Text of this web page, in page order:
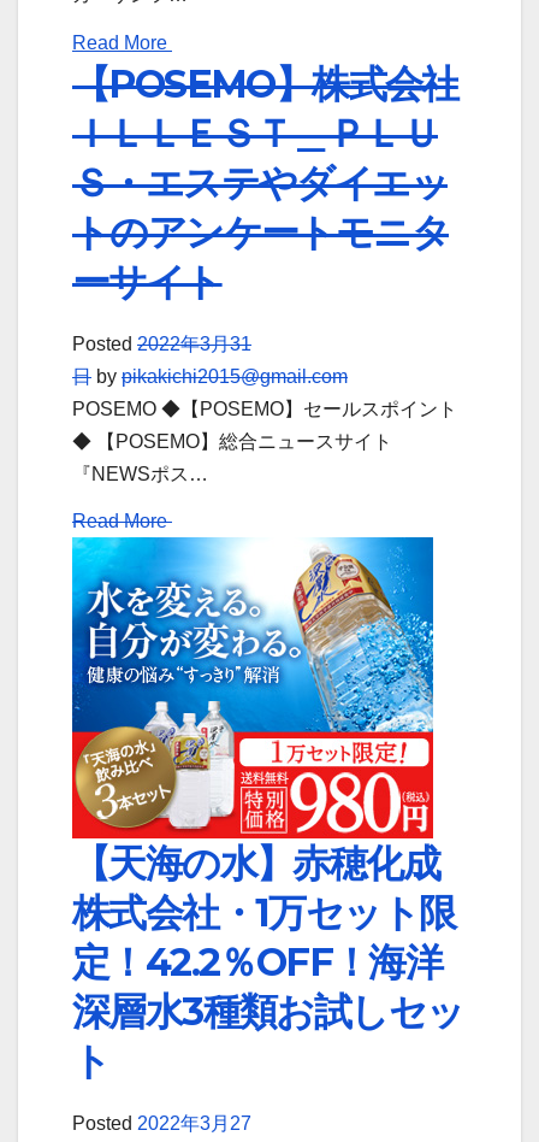
Read More
【POSEMO】株式会社
ＩＬＬＥＳＴ＿ＰＬＵ
Ｓ・エステやダイエッ
トのアンケートモニタ
ーサイト
Posted 2022年3月31
日 by pikakichi2015@gmail.com
POSEMO ◆【POSEMO】セールスポイント
◆ 【POSEMO】総合ニュースサイト
『NEWSポス…
Read More
【天海の水】赤穂化成
株式会社・1万セット限
定！42.2％OFF！海洋
深層水3種類お試しセッ
ト
Posted 2022年3月27